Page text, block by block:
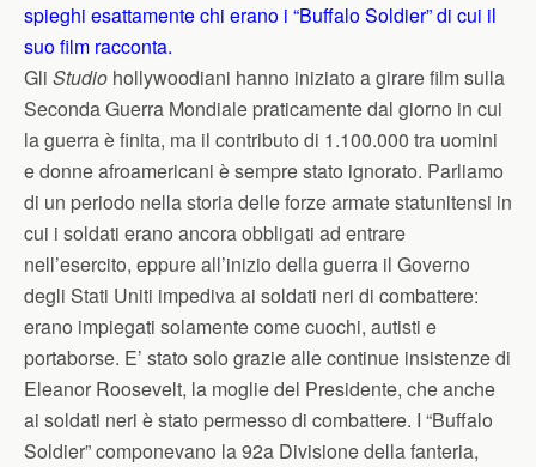
spieghi esattamente chi erano i “Buffalo Soldier” di cui il
suo film racconta.
Gli Studio hollywoodiani hanno iniziato a girare film sulla
Seconda Guerra Mondiale praticamente dal giorno in cui
la guerra è finita, ma il contributo di 1.100.000 tra uomini
e donne afroamericani è sempre stato ignorato. Parliamo
di un periodo nella storia delle forze armate statunitensi in
cui i soldati erano ancora obbligati ad entrare
nell’esercito, eppure all’inizio della guerra il Governo
degli Stati Uniti impediva ai soldati neri di combattere:
erano impiegati solamente come cuochi, autisti e
portaborse. E’ stato solo grazie alle continue insistenze di
Eleanor Roosevelt, la moglie del Presidente, che anche
ai soldati neri è stato permesso di combattere. I “Buffalo
Soldier” componevano la 92a Divisione della fanteria,